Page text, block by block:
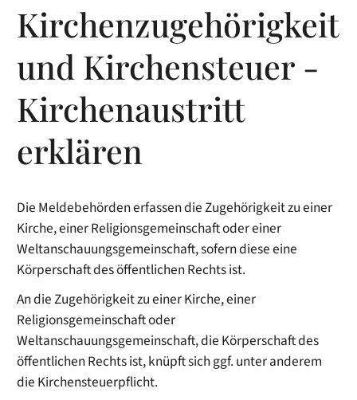
Kirchenzugehörigkeit
und Kirchensteuer -
Kirchenaustritt
erklären
Die Meldebehörden erfassen die Zugehörigkeit zu einer
Kirche, einer Religionsgemeinschaft oder einer
Weltanschauungsgemeinschaft, sofern diese eine
Körperschaft des öffentlichen Rechts ist.
An die Zugehörigkeit zu einer Kirche, einer
Religionsgemeinschaft oder
Weltanschauungsgemeinschaft, die Körperschaft des
öffentlichen Rechts ist, knüpft sich ggf. unter anderem
die Kirchensteuerpflicht.